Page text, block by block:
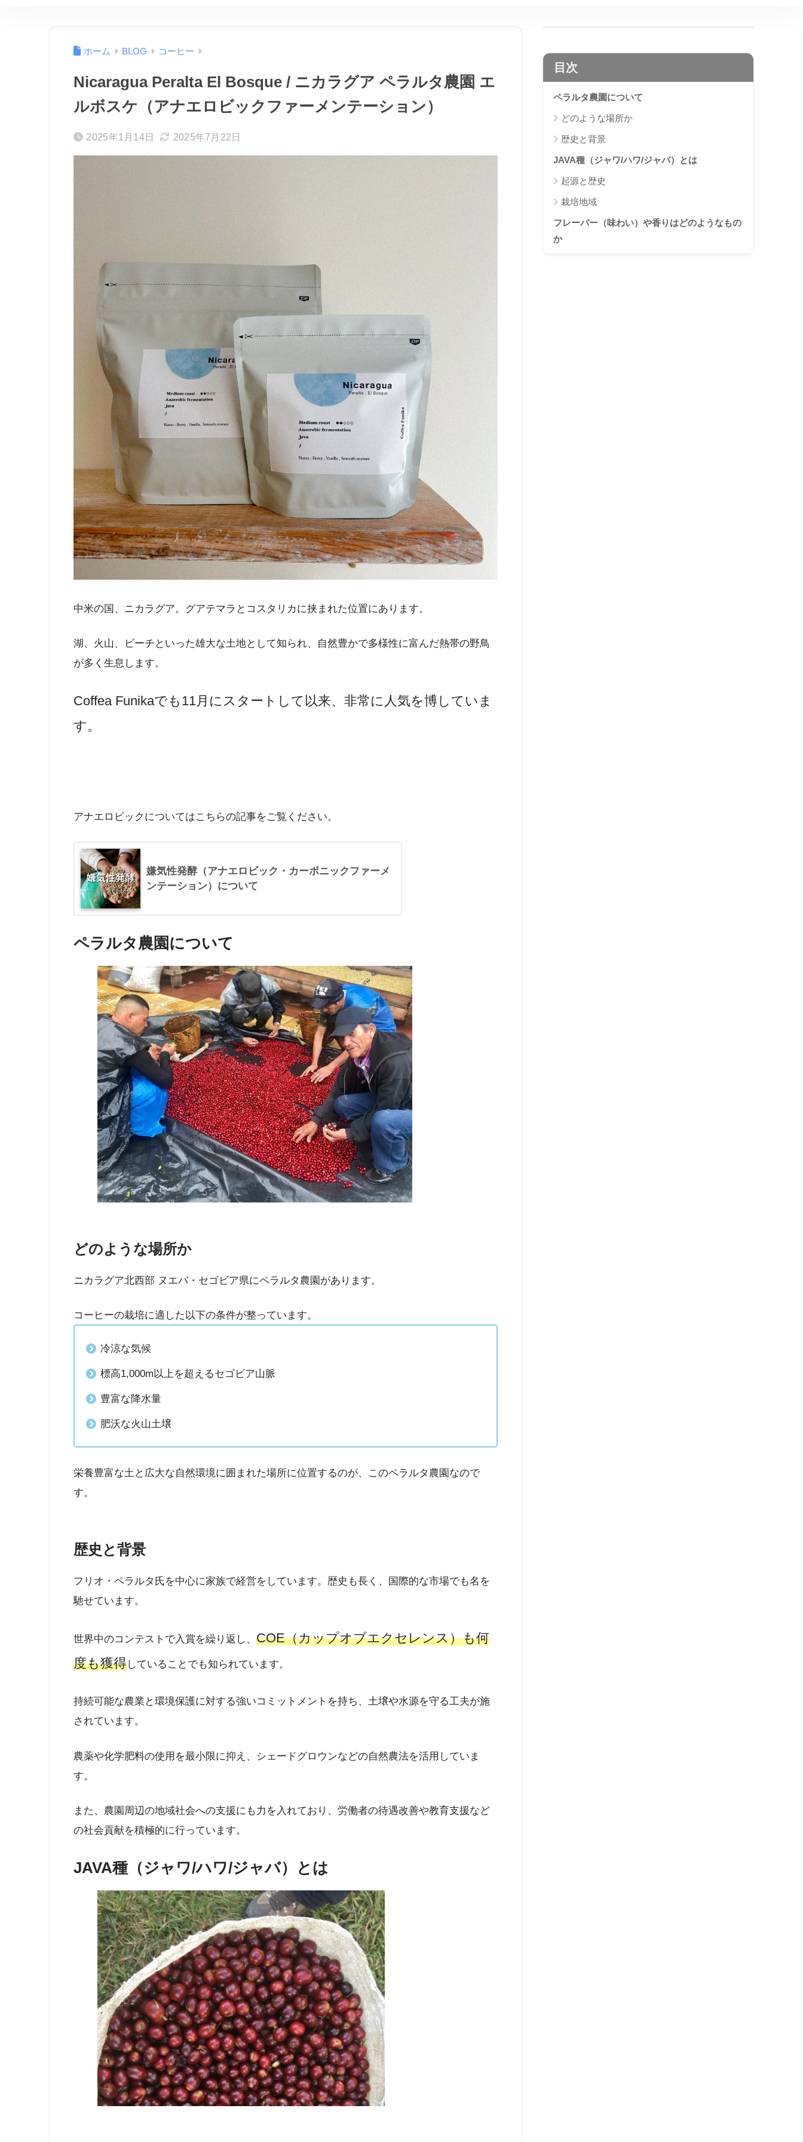
ホーム BLOG コーヒー
Nicaragua Peralta El Bosque / ニカラグア ペラルタ農園 エ
ルボスケ（アナエロビックファーメンテーション）
2025年1月14日 2025年7月22日
中米の国、ニカラグア。グアテマラとコスタリカに挟まれた位置にあります。
湖、火山、ビーチといった雄大な土地として知られ、自然豊かで多様性に富んだ熱帯の野鳥
が多く生息します。
Coffea Funikaでも11月にスタートして以来、非常に人気を博していま
す。
アナエロビックについてはこちらの記事をご覧ください。
嫌気性発酵（アナエロビック・カーボニックファーメ
ンテーション）について
ペラルタ農園について
どのような場所か
ニカラグア北西部 ヌエバ・セゴビア県にペラルタ農園があります。
コーヒーの栽培に適した以下の条件が整っています。
冷涼な気候
標高1,000m以上を超えるセゴビア山脈
豊富な降水量
肥沃な火山土壌
栄養豊富な土と広大な自然環境に囲まれた場所に位置するのが、このペラルタ農園なので
す。
歴史と背景
フリオ・ペラルタ氏を中心に家族で経営をしています。歴史も長く、国際的な市場でも名を
馳せています。
世界中のコンテストで入賞を繰り返し、 COE（カップオブエクセレンス）も何
度も獲得していることでも知られています。
持続可能な農業と環境保護に対する強いコミットメントを持ち、土壌や水源を守る工夫が施
されています。
農薬や化学肥料の使用を最小限に抑え、シェードグロウンなどの自然農法を活用していま
す。
また、農園周辺の地域社会への支援にも力を入れており、労働者の待遇改善や教育支援など
の社会貢献を積極的に行っています。
JAVA種（ジャワ/ハワ/ジャバ）とは
目次
ペラルタ農園について
どのような場所か
歴史と背景
JAVA種（ジャワ/ハワ/ジャバ）とは
起源と歴史
栽培地域
フレーバー（味わい）や香りはどのようなもの
か